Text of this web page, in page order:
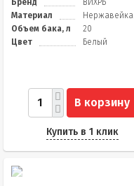
Бренд
ВИХРЬ
Материал
Нержавейка
Объем бака, л
20
Цвет
Белый
В корзину
Купить в 1 клик